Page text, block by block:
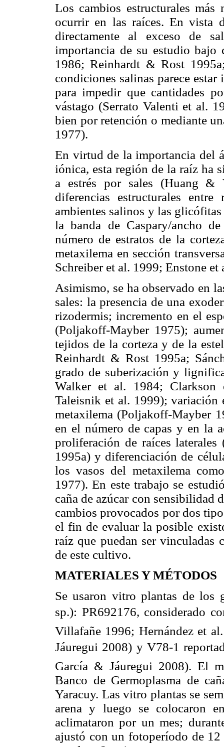
Los cambios estructurales
ocurrir en las raíces. En vista
directamente al exceso de
importancia de su estudio bajo
1986; Reinhardt & Rost
condiciones salinas parece
para impedir que cantidades
vástago (Serrato Valenti et al.
bien por retención o mediante
1977).
En virtud de la importancia del
iónica, esta región de la raíz ha
a estrés por sales (Huang &
diferencias estructurales
ambientes salinos y las
la banda de Caspary/ancho
número de estratos de la
metaxilema en sección
Schreiber et al. 1999; Enstone
Asimismo, se ha observado en
sales: la presencia de una
rizodermis; incremento en el
(Poljakoff-Mayber 1975);
tejidos de la corteza y de la
Reinhardt & Rost 1995a;
grado de suberización y
Walker et al. 1984;
Taleisnik et al. 1999); variación
metaxilema (Poljakoff-Mayber
en el número de capas y en la
proliferación de raíces
1995a) y diferenciación de
los vasos del metaxilema
1977). En este trabajo se
caña de azúcar con sensibilidad
cambios provocados por dos
el fin de evaluar la posible
raíz que puedan ser vinculadas
de este cultivo.
MATERIALES Y MÉTODOS
Se usaron vitro plantas de los
sp.): PR692176, considerado
Villafañe 1996; Hernández et
Jáuregui 2008) y V78-1
García & Jáuregui 2008). El
Banco de Germoplasma de
Yaracuy. Las vitro plantas se
arena y luego se colocaron
aclimataron por un mes;
ajustó con un fotoperíodo de